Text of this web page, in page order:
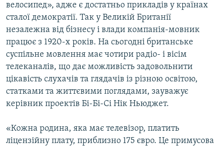
велосипед», адже є достатньо прикладів у країнах
сталої демократії. Так у Великій Британії
незалежна від бізнесу і влади компанія-мовник
працює з 1920-х років. На сьогодні британське
суспільне мовлення має чотири радіо- і вісім
телеканалів, що дає можливість задовольнити
цікавість слухачів та глядачів із різною освітою,
статками та життєвими поглядами, зауважує
керівник проектів Бі-Бі-Сі Нік Ньюджет.
«Кожна родина, яка має телевізор, платить
ліцензійну плату, приблизно 175 євро. Це примусова